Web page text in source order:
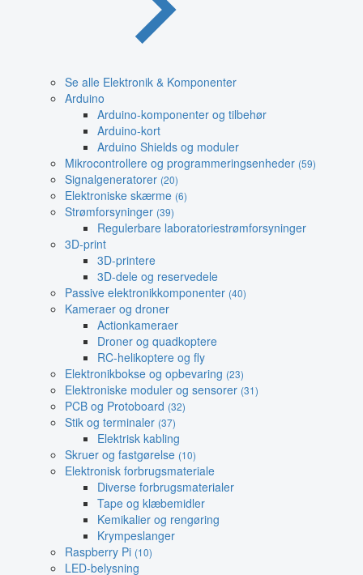
Se alle Elektronik & Komponenter
Arduino
Arduino-komponenter og tilbehør
Arduino-kort
Arduino Shields og moduler
Mikrocontrollere og programmeringsenheder (59)
Signalgeneratorer (20)
Elektroniske skærme (6)
Strømforsyninger (39)
Regulerbare laboratoriestrømforsyninger
3D-print
3D-printere
3D-dele og reservedele
Passive elektronikkomponenter (40)
Kameraer og droner
Actionkameraer
Droner og quadkoptere
RC-helikoptere og fly
Elektronikbokse og opbevaring (23)
Elektroniske moduler og sensorer (31)
PCB og Protoboard (32)
Stik og terminaler (37)
Elektrisk kabling
Skruer og fastgørelse (10)
Elektronisk forbrugsmateriale
Diverse forbrugsmaterialer
Tape og klæbemidler
Kemikalier og rengøring
Krympeslanger
Raspberry Pi (10)
LED-belysning